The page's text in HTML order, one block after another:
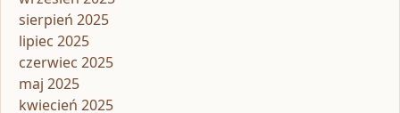
sierpień 2025
lipiec 2025
czerwiec 2025
maj 2025
kwiecień 2025